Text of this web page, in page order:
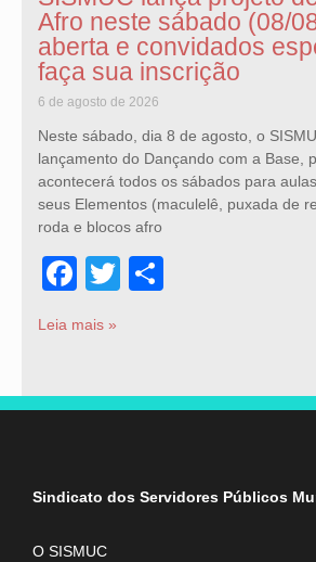
Afro neste sábado (08/
aberta e convidados
faça sua inscrição
6 de agosto de 2026
Neste sábado, dia 8 de agosto, o
lançamento do Dançando com a Base,
acontecerá todos os sábados para
seus Elementos (maculelê, puxada de
roda e blocos afro
Facebook
Twitter
Leia mais »
Sindicato dos Servidores Públicos
O SISMUC